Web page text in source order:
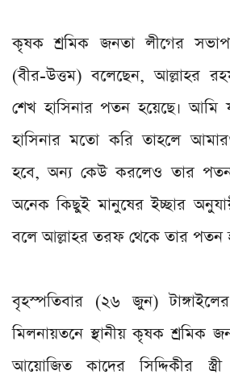
কৃষক শ্রমিক জনতা লীগের
(বীর-উত্তম) বলেছেন, আল্লাহর
শেখ হাসিনার পতন হয়েছে। আমি
হাসিনার মতো করি তাহলে
হবে, অন্য কেউ করলেও তার পতন
অনেক কিছুই মানুষের ইচ্ছার
বলে আল্লাহর তরফ থেকে তার পতন
বৃহস্পতিবার (২৬ জুন)
মিলনায়তনে স্থানীয় কৃষক শ্রমিক
আয়োজিত কাদের সিদ্দিকীর স্ত্রী